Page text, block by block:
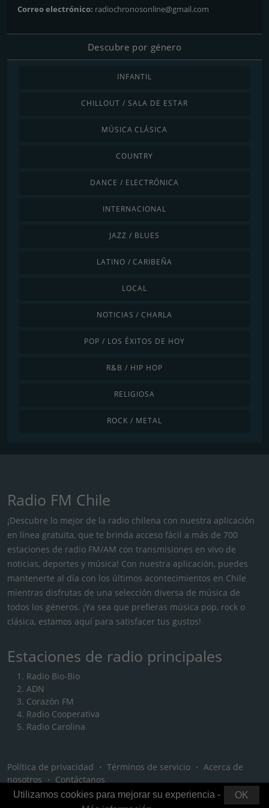
Correo electrónico: radiochronosonline@gmail.com
Descubre por género
INFANTIL
CHILLOUT / SALA DE ESTAR
MÚSICA CLÁSICA
COUNTRY
DANCE / ELECTRÓNICA
INTERNACIONAL
JAZZ / BLUES
LATINO / CARIBEÑA
LOCAL
NOTICIAS / CHARLA
POP / LOS ÉXITOS DE HOY
R&B / HIP HOP
RELIGIOSA
ROCK / METAL
Radio FM Chile
¡Descubre lo mejor de la radio chilena con nuestra aplicación
en línea gratuita, que te brinda acceso fácil a más de 700
estaciones de radio FM/AM con transmisiones en vivo de
noticias, deportes y música! Con nuestra aplicación, puedes
mantenerte al día con los últimos acontecimientos en Chile
mientras disfrutas de una selección diversa de música de
todos los géneros. ¡Ya sea que prefieras música pop, rock o
clásica, estamos aquí para satisfacer tus gustos!
Estaciones de radio principales
Radio Bio-Bio
ADN
Corazón FM
Radio Cooperativa
Radio Carolina
Política de privacidad ・ Términos de servicio ・ Acerca de
nosotros ・ Contáctanos
OK
Utilizamos cookies para mejorar su experiencia -